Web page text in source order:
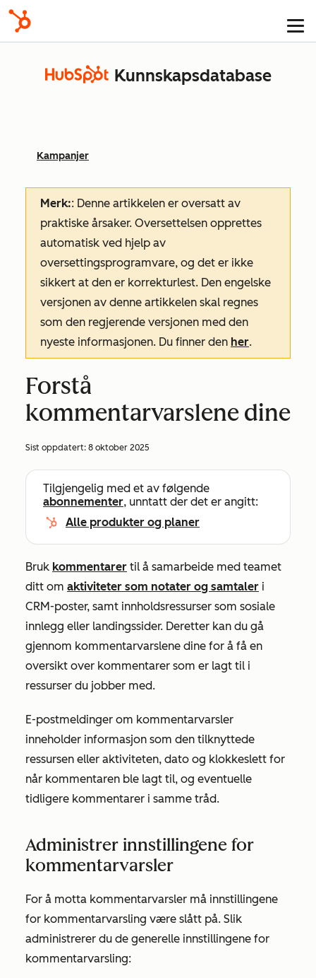
Kunnskapsdatabase
Kampanjer
Merk:: Denne artikkelen er oversatt av
praktiske årsaker. Oversettelsen opprettes
automatisk ved hjelp av
oversettingsprogramvare, og det er ikke
sikkert at den er korrekturlest. Den engelske
versjonen av denne artikkelen skal regnes
som den regjerende versjonen med den
nyeste informasjonen. Du finner den her.
Forstå
kommentarvarslene dine
Sist oppdatert: 8 oktober 2025
Tilgjengelig med et av følgende
abonnementer, unntatt der det er angitt:
Alle produkter og planer
Bruk kommentarer til å samarbeide med teamet
ditt om aktiviteter som notater og samtaler i
CRM-poster, samt innholdsressurser som sosiale
innlegg eller landingssider. Deretter kan du gå
gjennom kommentarvarslene dine for å få en
oversikt over kommentarer som er lagt til i
ressurser du jobber med.
E-postmeldinger om kommentarvarsler
inneholder informasjon som den tilknyttede
ressursen eller aktiviteten, dato og klokkeslett for
når kommentaren ble lagt til, og eventuelle
tidligere kommentarer i samme tråd.
Administrer innstillingene for
kommentarvarsler
For å motta kommentarvarsler må innstillingene
for kommentarvarsling være slått på. Slik
administrerer du de generelle innstillingene for
kommentarvarsling: